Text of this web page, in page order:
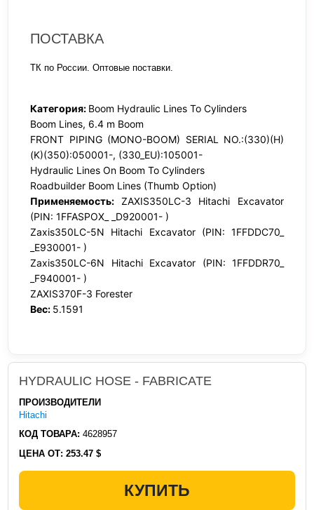
ПОСТАВКА
ТК по России. Оптовые поставки.
Категория: Boom Hydraulic Lines To Cylinders
Boom Lines, 6.4 m Boom
FRONT PIPING (MONO-BOOM) SERIAL NO.:(330)(H)
(K)(350):050001-, (330_EU):105001-
Hydraulic Lines On Boom To Cylinders
Roadbuilder Boom Lines (Thumb Option)
Применяемость: ZAXIS350LC-3 Hitachi Excavator
(PIN: 1FFASPOX_ _D920001- )
Zaxis350LC-5N Hitachi Excavator (PIN: 1FFDDC70_
_E930001- )
Zaxis350LC-6N Hitachi Excavator (PIN: 1FFDDR70_
_F940001- )
ZAXIS370F-3 Forester
Вес: 5.1591
HYDRAULIC HOSE - FABRICATE
ПРОИЗВОДИТЕЛИ
Hitachi
КОД ТОВАРА: 4628957
ЦЕНА ОТ: 253.47 $
КУПИТЬ